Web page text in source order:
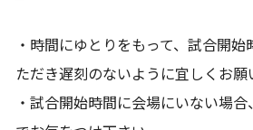
・時間にゆとりをもって、試合開
ただき遅刻のないように宜しくお願
・試合開始時間に会場にいない場